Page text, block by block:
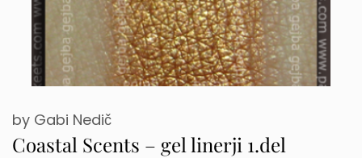
Coastal Scents – gel linerji 1.del
by Gabi Nedič